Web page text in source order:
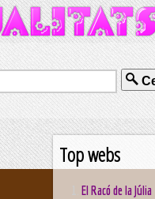
Top webs
El Racó de la Júlia